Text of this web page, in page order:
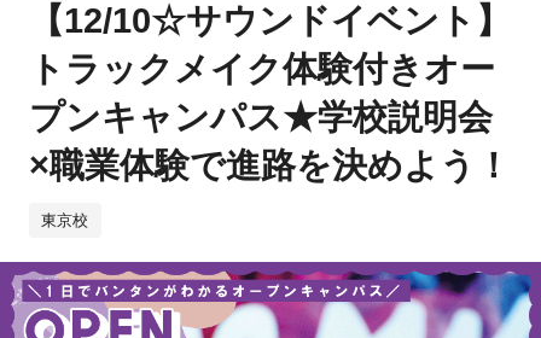
【12/10☆サウンドイベント】
トラックメイク体験付きオー
プンキャンパス★学校説明会
×職業体験で進路を決めよう！
東京校